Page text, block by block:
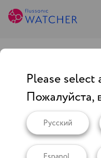
Please select
Пожалуйста,
Русский